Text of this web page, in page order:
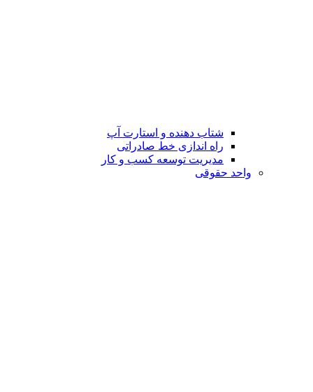
شتاب دهنده و استارت آپ
راه اندازی خط صادراتی
مدیریت توسعه کسب و کار
واحد حقوقی